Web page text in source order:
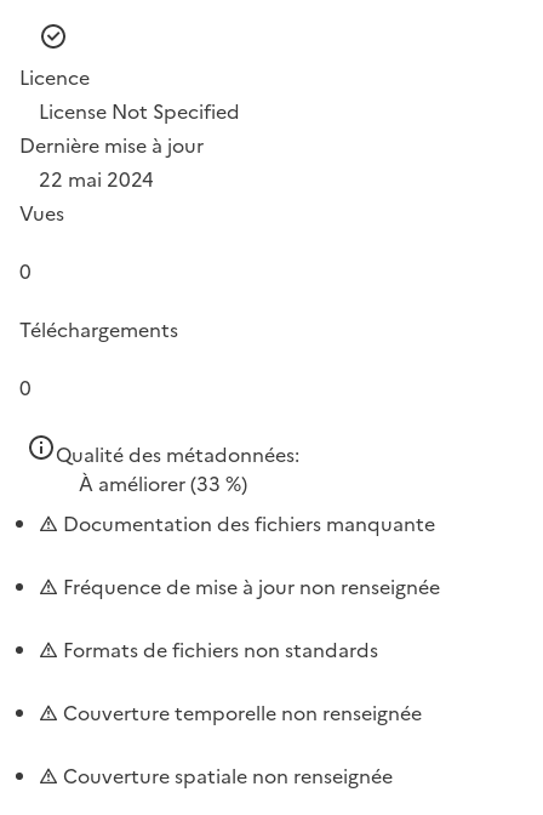
Licence
License Not Specified
Dernière mise à jour
22 mai 2024
Vues
0
Téléchargements
0
Qualité des métadonnées:
À améliorer(33 %)
Documentation des fichiers manquante
Fréquence de mise à jour non renseignée
Formats de fichiers non standards
Couverture temporelle non renseignée
Couverture spatiale non renseignée